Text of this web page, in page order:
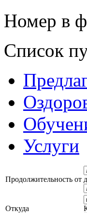
Номер в
Список
Услуги
Продолжительность от
Откуда